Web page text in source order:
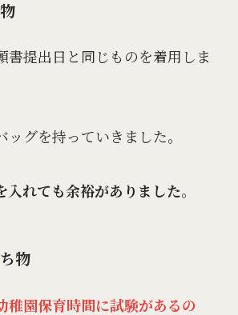
書提出日と同じものを着用しま
グを持っていきました。
入れても余裕がありました。
物
稚園保育時間に試験があるの